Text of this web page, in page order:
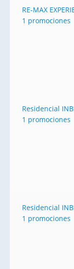
RE-MAX
1 promociones
Residencial
1 promociones
Residencial
1 promociones